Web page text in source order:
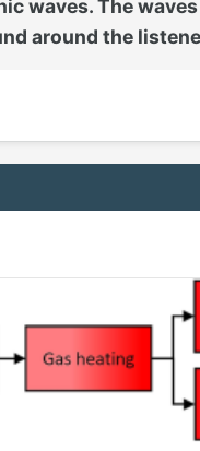
waves. The
around the